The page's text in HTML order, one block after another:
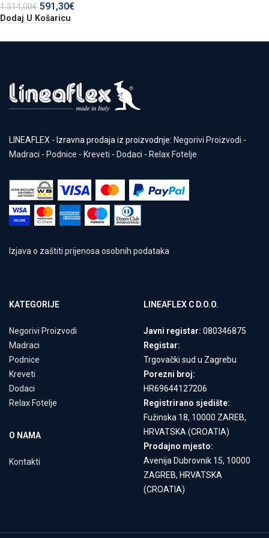
1.314,00€ 591,30€
Dodaj U Košaricu
LINEAFLEX - Izravna prodaja iz proizvodnje: Negorivi Proizvodi -
Madraci - Podnice - Kreveti - Dodaci - Relax Fotelje
Izjava o zaštiti prijenosa osobnih podataka
KATEGORIJE
Negorivi Proizvodi
Madraci
Podnice
Kreveti
Dodaci
Relax Fotelje
O NAMA
Kontakti
LINEAFLEX C D.O.O.
Javni registar: 080346875
Registar:
Trgovački sud u Zagrebu
Porezni broj:
HR69644127206
Registrirano sjedište:
Fužinska 18, 10000 ZAREB,
HRVATSKA (CROATIA)
Prodajno mjesto:
Avenija Dubrovnik 15, 10000
ZAGREB, HRVATSKA
(CROATIA)